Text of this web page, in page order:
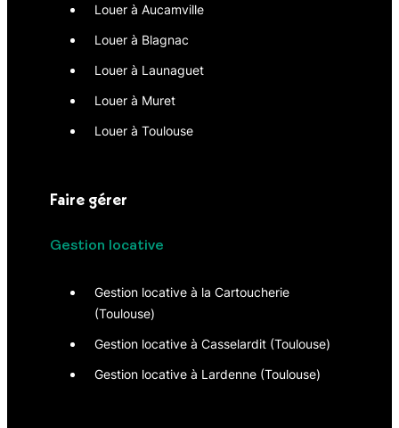
Louer à Aucamville
Louer à Blagnac
Louer à Launaguet
Louer à Muret
Louer à Toulouse
Faire gérer
Gestion locative
Gestion locative à la Cartoucherie
(Toulouse)
Gestion locative à Casselardit (Toulouse)
Gestion locative à Lardenne (Toulouse)